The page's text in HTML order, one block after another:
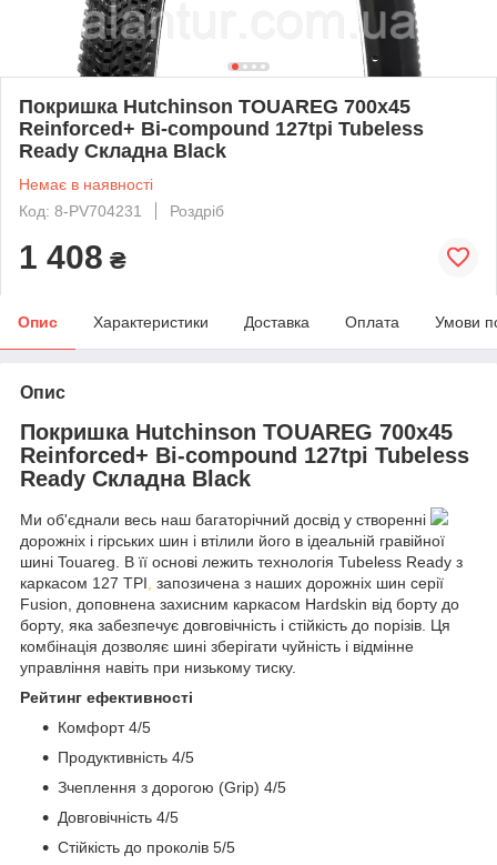
Покришка Hutchinson TOUAREG 700х45
Reinforced+ Bi-compound 127tpi Tubeless
Ready Складна Black
Немає в наявності
Код: 8-PV704231
Роздріб
1 408 ₴
Опис Характеристики Доставка Оплата Умови
Опис
Покришка Hutchinson TOUAREG 700х45
Reinforced+ Bi-compound 127tpi Tubeless
Ready Складна Black
Ми об'єднали весь наш багаторічний досвід у створенні
дорожніх і гірських шин і втілили його в ідеальній гравійної
шині Touareg. В її основі лежить технологія Tubeless Ready з
каркасом 127 TPI, запозичена з наших дорожніх шин серії
Fusion, доповнена захисним каркасом Hardskin від борту до
борту, яка забезпечує довговічність і стійкість до порізів. Ця
комбінація дозволяє шині зберігати чуйність і відмінне
управління навіть при низькому тиску.
Рейтинг ефективності
Комфорт 4/5
Продуктивність 4/5
Зчеплення з дорогою (Grip) 4/5
Довговічність 4/5
Стійкість до проколів 5/5